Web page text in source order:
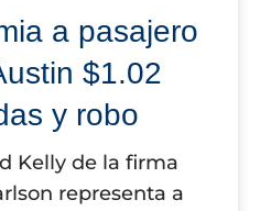
a pasajero
$1.02
y robo
Kelly de la firma
representa a